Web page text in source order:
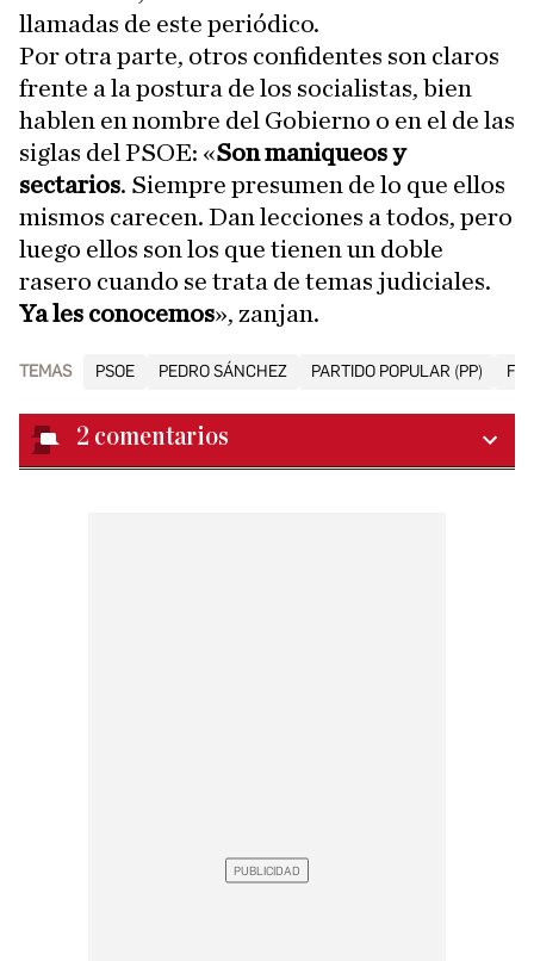
llamadas de este periódico.
Por otra parte, otros confidentes son claros
frente a la postura de los socialistas, bien
hablen en nombre del Gobierno o en el de las
siglas del PSOE: «Son maniqueos y
sectarios. Siempre presumen de lo que ellos
mismos carecen. Dan lecciones a todos, pero
luego ellos son los que tienen un doble
rasero cuando se trata de temas judiciales.
Ya les conocemos», zanjan.
TEMAS PSOE PEDRO SÁNCHEZ PARTIDO POPULAR (PP)
2 comentarios